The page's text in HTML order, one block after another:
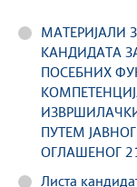
МАТЕРИЈАЛИ
КАНДИДАТА
ПОСЕБНИХ
ПУТЕМ
ОГЛАШЕНОГ
Листа